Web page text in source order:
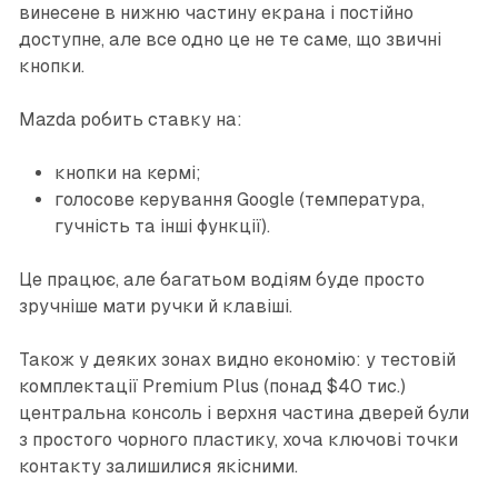
винесене в нижню частину екрана і постійно
доступне, але все одно це не те саме, що звичні
кнопки.
Mazda робить ставку на:
кнопки на кермі;
голосове керування Google (температура,
гучність та інші функції).
Це працює, але багатьом водіям буде просто
зручніше мати ручки й клавіші.
Також у деяких зонах видно економію: у тестовій
комплектації Premium Plus (понад $40 тис.)
центральна консоль і верхня частина дверей були
з простого чорного пластику, хоча ключові точки
контакту залишилися якісними.